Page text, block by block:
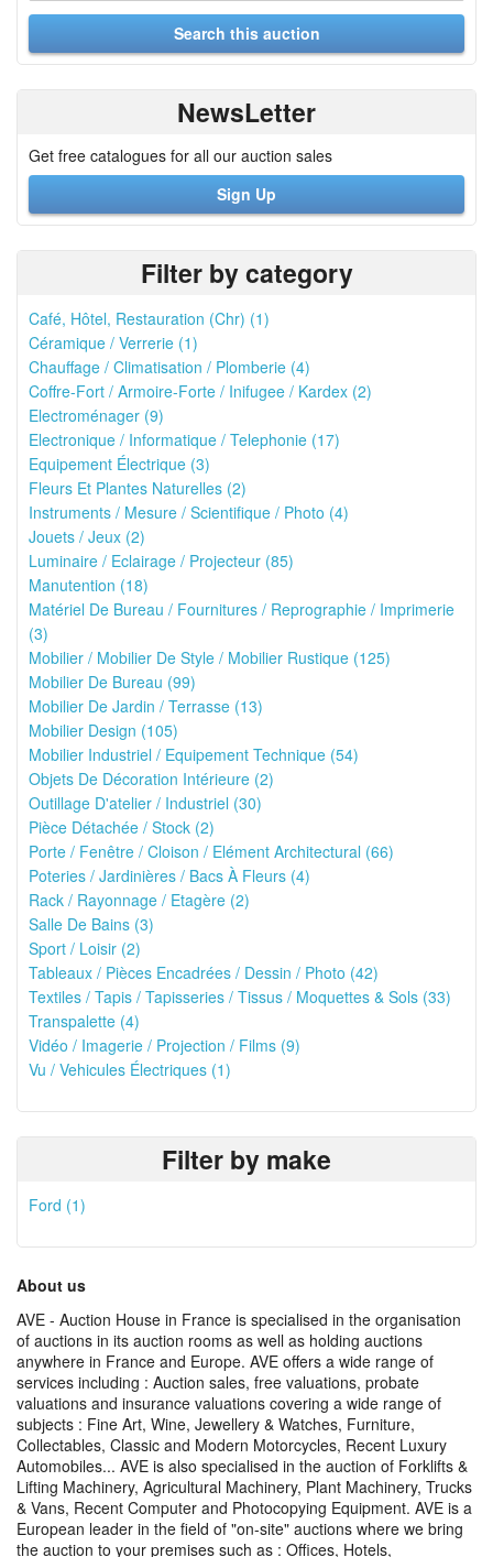
NewsLetter
Get free catalogues for all our auction sales
Sign Up
Filter by category
Café, Hôtel, Restauration (Chr) (1)
Céramique / Verrerie (1)
Chauffage / Climatisation / Plomberie (4)
Coffre-Fort / Armoire-Forte / Inifugee / Kardex (2)
Electroménager (9)
Electronique / Informatique / Telephonie (17)
Equipement Électrique (3)
Fleurs Et Plantes Naturelles (2)
Instruments / Mesure / Scientifique / Photo (4)
Jouets / Jeux (2)
Luminaire / Eclairage / Projecteur (85)
Manutention (18)
Matériel De Bureau / Fournitures / Reprographie / Imprimerie
(3)
Mobilier / Mobilier De Style / Mobilier Rustique (125)
Mobilier De Bureau (99)
Mobilier De Jardin / Terrasse (13)
Mobilier Design (105)
Mobilier Industriel / Equipement Technique (54)
Objets De Décoration Intérieure (2)
Outillage D'atelier / Industriel (30)
Pièce Détachée / Stock (2)
Porte / Fenêtre / Cloison / Elément Architectural (66)
Poteries / Jardinières / Bacs À Fleurs (4)
Rack / Rayonnage / Etagère (2)
Salle De Bains (3)
Sport / Loisir (2)
Tableaux / Pièces Encadrées / Dessin / Photo (42)
Textiles / Tapis / Tapisseries / Tissus / Moquettes & Sols (33)
Transpalette (4)
Vidéo / Imagerie / Projection / Films (9)
Vu / Vehicules Électriques (1)
Filter by make
Ford (1)
About us
AVE - Auction House in France is specialised in the organisation
of auctions in its auction rooms as well as holding auctions
anywhere in France and Europe. AVE offers a wide range of
services including : Auction sales, free valuations, probate
valuations and insurance valuations covering a wide range of
subjects : Fine Art, Wine, Jewellery & Watches, Furniture,
Collectables, Classic and Modern Motorcycles, Recent Luxury
Automobiles... AVE is also specialised in the auction of Forklifts &
Lifting Machinery, Agricultural Machinery, Plant Machinery, Trucks
& Vans, Recent Computer and Photocopying Equipment. AVE is a
European leader in the field of "on-site" auctions where we bring
the auction to your premises such as : Offices, Hotels,